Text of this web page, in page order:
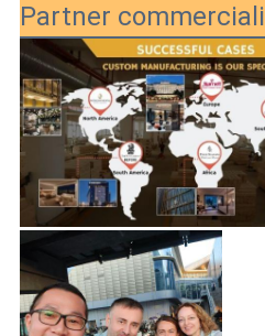
Partner commerciali